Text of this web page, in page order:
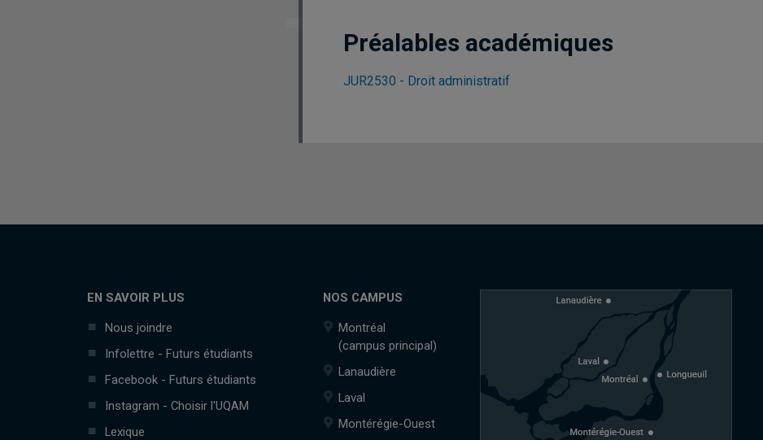
Préalables académiques
JUR2530 - Droit administratif
EN SAVOIR PLUS
Nous joindre
Infolettre - Futurs étudiants
Facebook - Futurs étudiants
Instagram - Choisir l'UQAM
Lexique
NOS CAMPUS
Montréal
(campus principal)
Lanaudière
Laval
Montérégie-Ouest